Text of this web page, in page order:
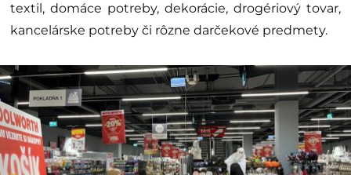
textil, domáce potreby, dekorácie, drogériový tovar,
kancelárske potreby či rôzne darčekové predmety.